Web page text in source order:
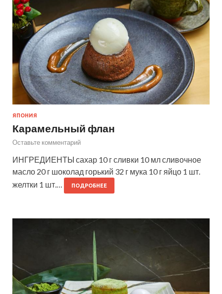
ЯПОНИЯ
Карамельный флан
Оставьте комментарий
ИНГРЕДИЕНТЫ сахар 10 г сливки 10 мл сливочное
масло 20 г шоколад горький 32 г мука 10 г яйцо 1 шт.
желтки 1 шт.…
ПОДРОБНЕЕ